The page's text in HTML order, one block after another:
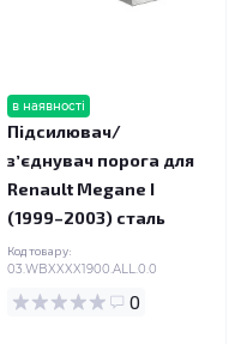
в наявності
Підсилювач/
зʼєднувач порога для
Renault Megane I
(1999–2003) сталь
Код товару:
03.WBXXXX1900.ALL.0.0
0